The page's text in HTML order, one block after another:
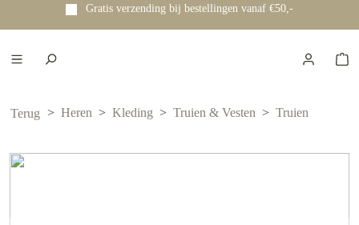
hoofdinhoud
Gratis verzending bij bestellingen vanaf €50,-
Terug Heren Kleding Truien & Vesten Truien